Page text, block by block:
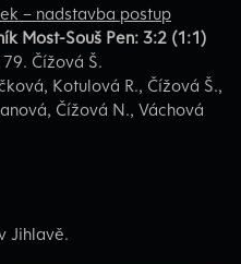
– nadstavba postup
Most-Souš Pen: 3:2 (1:1)
Čížová Š.
Kotulová R., Čížová Š.,
Čížová N., Váchová
Jihlavě.